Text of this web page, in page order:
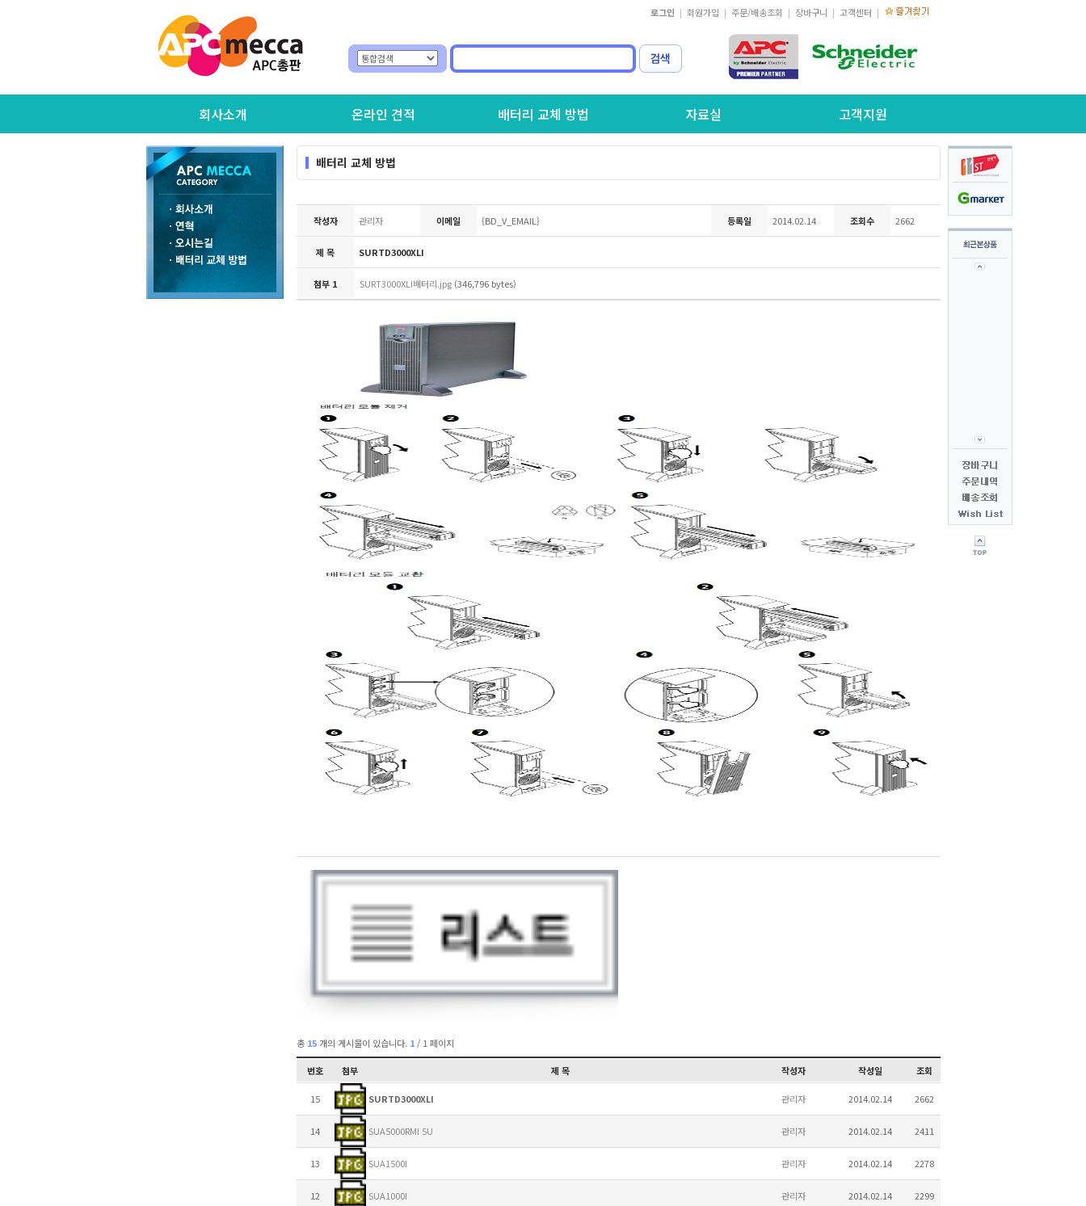
로그인 | 회원가입 | 주문/배송조회 | 장바구니 | 고객센터 |
회사소개 온라인 견적 배터리 교체 방법 자료실 고객지원
배터리 교체 방법
작성자 관리자 이메일 {BD_V_EMAIL} 등록일 2014.02.14 조회수 2662
제 목 SURTD3000XLI
첨부 1 SURT3000XLI배터리.jpg(346,796 bytes)
총 15개의 게시물이 있습니다. 1/ 1 페이지
번호 첨부 제 목 작성자 작성일 조회
15 SURTD3000XLI 관리자 2014.02.14 2662
14 SUA5000RMI 5U 관리자 2014.02.14 2411
13 SUA1500I 관리자 2014.02.14 2278
12 SUA1000I 관리자 2014.02.14 2299